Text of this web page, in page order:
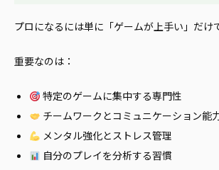
プロになるには単に「ゲームが上手い」だけ
重要なのは：
特定のゲームに集中する専門性
チームワークとコミュニケーション能
メンタル強化とストレス管理
自分のプレイを分析する習慣